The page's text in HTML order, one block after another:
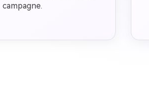
campagne.